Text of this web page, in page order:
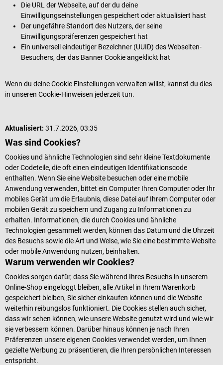
Die URL der Webseite, auf der du deine
Einwilligungseinstellungen gespeichert oder aktualisiert hast
Der ungefähre Standort des Nutzers, der seine
Einwilligungspräferenzen gespeichert hat
Ein universell eindeutiger Bezeichner (UUID) des Webseiten-
Besuchers, der das Banner Cookie angeklickt hat
Wenn du deine Cookie Einstellungen verwalten willst, kannst du dies
in unseren Cookie-Hinweisen jederzeit tun.
Aktualisiert: 31.7.2026, 03:35
Was sind Cookies?
Cookies und ähnliche Technologien sind sehr kleine Textdokumente
oder Codeteile, die oft einen eindeutigen Identifikationscode
enthalten. Wenn Sie eine Website besuchen oder eine mobile
Anwendung verwenden, bittet ein Computer Ihren Computer oder Ihr
mobiles Gerät um die Erlaubnis, diese Datei auf Ihrem Computer oder
mobilen Gerät zu speichern und Zugang zu Informationen zu
erhalten. Informationen, die durch Cookies und ähnliche
Technologien gesammelt werden, können das Datum und die Uhrzeit
des Besuchs sowie die Art und Weise, wie Sie eine bestimmte Website
oder mobile Anwendung nutzen, beinhalten.
Warum verwenden wir Cookies?
Cookies sorgen dafür, dass Sie während Ihres Besuchs in unserem
Online-Shop eingeloggt bleiben, alle Artikel in Ihrem Warenkorb
gespeichert bleiben, Sie sicher einkaufen können und die Website
weiterhin reibungslos funktioniert. Die Cookies stellen auch sicher,
dass wir sehen können, wie unsere Website genutzt wird und wie wir
sie verbessern können. Darüber hinaus können je nach Ihren
Präferenzen unsere eigenen Cookies verwendet werden, um Ihnen
gezielte Werbung zu präsentieren, die Ihren persönlichen Interessen
entspricht.